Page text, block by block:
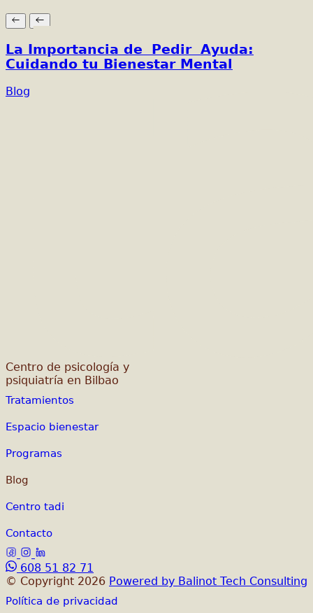
La Importancia de Pedir Ayuda:
Cuidando tu Bienestar Mental
Blog
Centro de psicología y
psiquiatría en Bilbao
Tratamientos
Espacio bienestar
Programas
Blog
Centro tadi
Contacto
608 51 82 71
© Copyright 2026 Powered by Balinot Tech Consulting
Política de privacidad